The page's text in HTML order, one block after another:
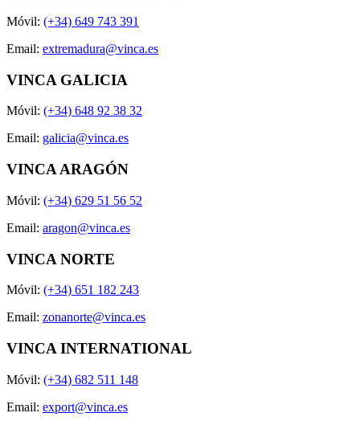
Móvil: (+34) 649 743 391
Email: extremadura@vinca.es
VINCA GALICIA
Móvil: (+34) 648 92 38 32
Email: galicia@vinca.es
VINCA ARAGÓN
Móvil: (+34) 629 51 56 52
Email: aragon@vinca.es
VINCA NORTE
Móvil: (+34) 651 182 243
Email: zonanorte@vinca.es
VINCA INTERNATIONAL
Móvil: (+34) 682 511 148
Email: export@vinca.es